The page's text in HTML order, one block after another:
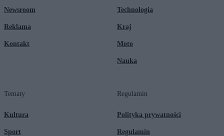
Newsroom
Reklama
Kontakt
Technologia
Kraj
Moto
Nauka
Tematy
Kultura
Sport
Regulamin
Polityka prywatności
Regulamin